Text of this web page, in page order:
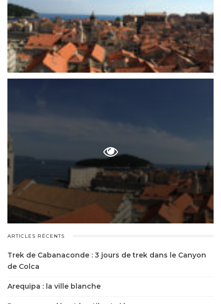
ARTICLES RÉCENTS
Trek de Cabanaconde : 3 jours de trek dans le Canyon
de Colca
Arequipa : la ville blanche